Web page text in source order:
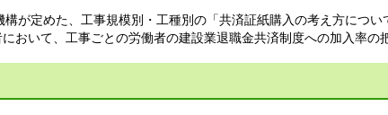
が定めた、工事規模別・工種別の「共済証紙購入の考え方につい
おいて、工事ごとの労働者の建設業退職金共済制度への加入率の